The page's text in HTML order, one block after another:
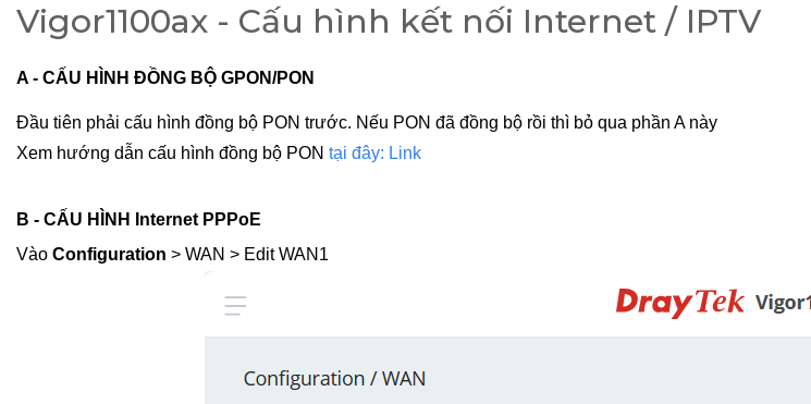
Vigor1100ax - Cấu hình kết nối Internet / IPTV
A - CẤU HÌNH ĐỒNG BỘ GPON/PON
Đầu tiên phải cấu hình đồng bộ PON trước. Nếu PON đã đồng bộ rồi thì bỏ qua phần A này
Xem hướng dẫn cấu hình đồng bộ PON tại đây: Link
B - CẤU HÌNH Internet PPPoE
Vào Configuration > WAN > Edit WAN1